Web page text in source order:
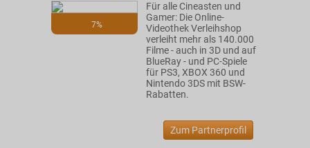
7%
Für alle Cineasten und
Gamer: Die Online-
Videothek Verleihshop
verleiht mehr als 140.000
Filme - auch in 3D und auf
BlueRay - und PC-Spiele
für PS3, XBOX 360 und
Nintendo 3DS mit BSW-
Rabatten.
Zum Partnerprofil